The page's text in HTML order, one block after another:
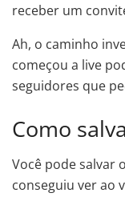
receber um
Ah, o caminho
começou a live
seguidores que
Como
Você pode salvar
conseguiu ver ao